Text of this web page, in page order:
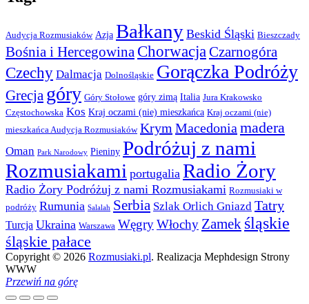
Audycja Rozmusiaków Azja Bałkany Beskid Śląski Bieszczady
Bośnia i Hercegowina ChorwacjaCzarnogóra
Czechy Dalmacja Dolnośląskie Gorączka Podróży
Grecja góry Góry Stołowe góry zimą Italia Jura Krakowsko
Częstochowska Kos Kraj oczami (nie) mieszkańca Kraj oczami (nie)
mieszkańca Audycja Rozmusiaków Krym Macedonia madera
Oman Park Narodowy Pieniny Podróżuj z nami
Rozmusiakami portugalia Radio Żory
Radio Żory Podróżuj z nami Rozmusiakami Rozmusiaki w
podróży Rumunia Salalah Serbia Szlak Orlich Gniazd Tatry
Turcja Ukraina Warszawa WęgryWłochy Zamek śląskie
śląskie pałace
Copyright © 2026 Rozmusiaki.pl. Realizacja Mephdesign Strony
WWW
Przewiń na górę